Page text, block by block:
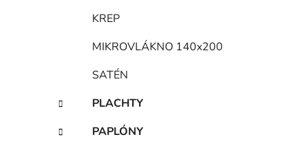
KREP
MIKROVLÁKNO 140x200
SATÉN
PLACHTY
PAPLÓNY